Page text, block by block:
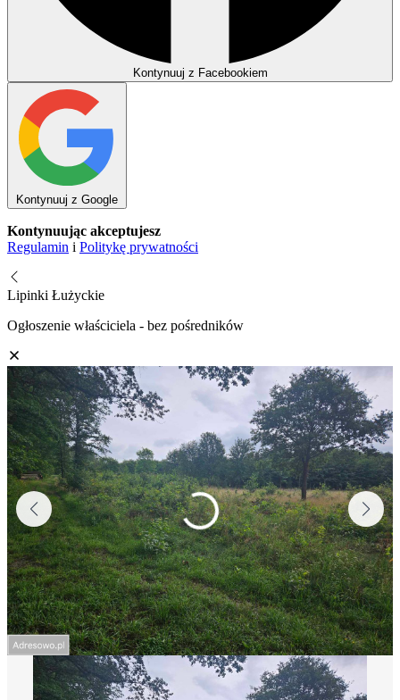
Kontynuuj z Facebookiem
Kontynuuj z Google
Kontynuując akceptujesz
Regulamin i Politykę prywatności
Lipinki Łużyckie
Ogłoszenie właściciela - bez pośredników